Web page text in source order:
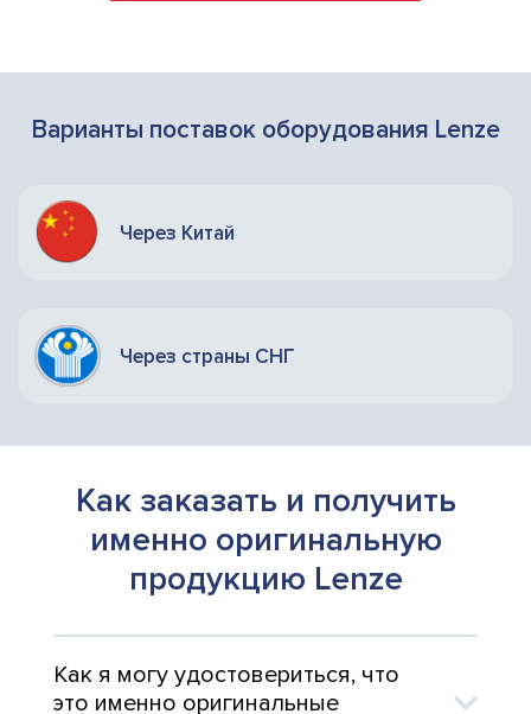
Варианты поставок оборудования Lenze
Через Китай
Через страны СНГ
Как заказать и получить
именно оригинальную
продукцию Lenze
Как я могу удостовериться, что
это именно оригинальные